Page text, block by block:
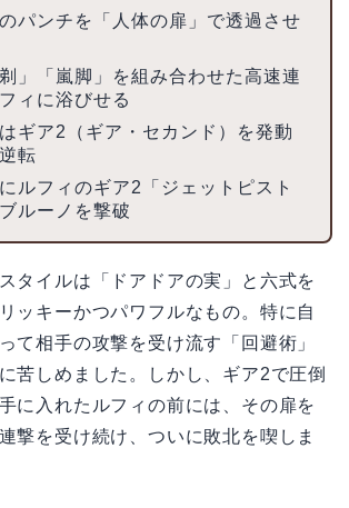
パンチを「人体の扉」で透過させ
」「嵐脚」を組み合わせた高速連
ィに浴びせる
ギア2（ギア・セカンド）を発動
転
ルフィのギア2「ジェットピスト
ルーノを撃破
タイルは「ドアドアの実」と六式を
ッキーかつパワフルなもの。特に自
て相手の攻撃を受け流す「回避術」
苦しめました。しかし、ギア2で圧倒
に入れたルフィの前には、その扉を
撃を受け続け、ついに敗北を喫しま